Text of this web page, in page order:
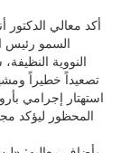
أكد معالي
السمو رئيس
النووية
تصعيداً خطيراً
استهتار إجرامي
المحظور ليؤكد